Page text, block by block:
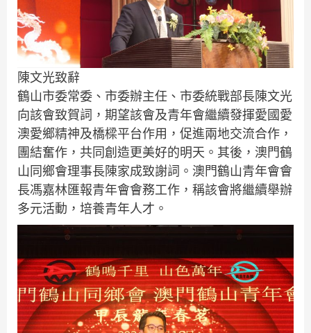
陳文光致辭
鶴山市委常委、市委辦主任、市委統戰部長陳文光
向該會致賀詞，期望該會及青年會繼續發揮愛國愛
澳愛鄉精神及橋樑平台作用，促進兩地交流合作，
團結奮作，共同創造更美好的明天。其後，澳門鶴
山同鄉會理事長陳家成致謝詞。澳門鶴山青年會會
長馮嘉林匯報青年會會務工作，稱該會將繼續舉辦
多元活動，培養青年人才。